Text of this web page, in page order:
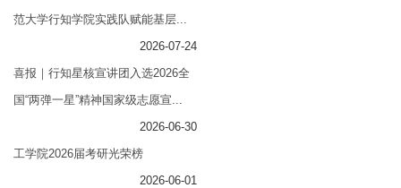
范大学行知学院实践队赋能基层...
2026-07-24
喜报｜行知星核宣讲团入选2026全
国“两弹一星”精神国家级志愿宣...
2026-06-30
工学院2026届考研光荣榜
2026-06-01